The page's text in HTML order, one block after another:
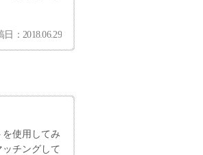
日：2018.06.29
使用してみ
チングして